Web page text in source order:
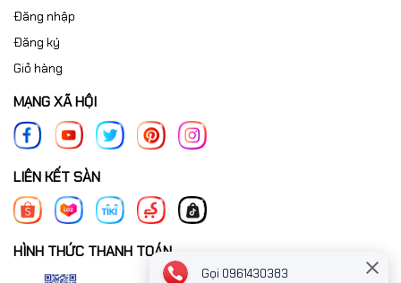
Đăng nhập
Đăng ký
Giỏ hàng
MẠNG XÃ HỘI
LIÊN KẾT SÀN
HÌNH THỨC THANH TOÁN
Gọi 0961430383